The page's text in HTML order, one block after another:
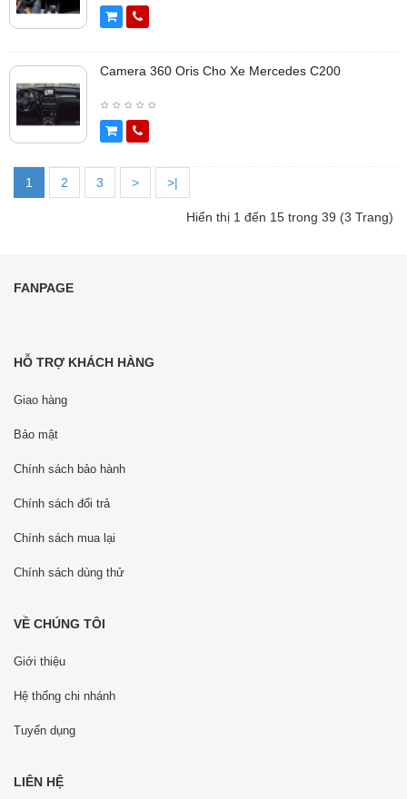
Camera 360 Oris Cho Xe Mercedes C200
1 2 3 > >|
Hiển thị 1 đến 15 trong 39 (3 Trang)
FANPAGE
HỖ TRỢ KHÁCH HÀNG
Giao hàng
Bảo mật
Chính sách bảo hành
Chính sách đổi trả
Chính sách mua lại
Chính sách dùng thử
VỀ CHÚNG TÔI
Giới thiệu
Hệ thống chi nhánh
Tuyển dụng
LIÊN HỆ